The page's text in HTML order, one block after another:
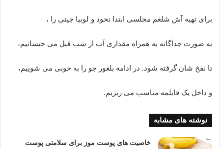
برای تهیه آش شلغم مجلسی ابتدا نخود و لوبیا چیتی را ،
به صورت جداگانه به همراه مقداری آب از شب قبل می خیسانیم،
تا نفخ شان گرفته شود. در ادامه بلغور جو را به خوبی می شوییم،
و داخل یک قابلمه مناسب می ریزیم.
نوشته های مشابه
خاصیت های پوست موز برای سلامتی پوست